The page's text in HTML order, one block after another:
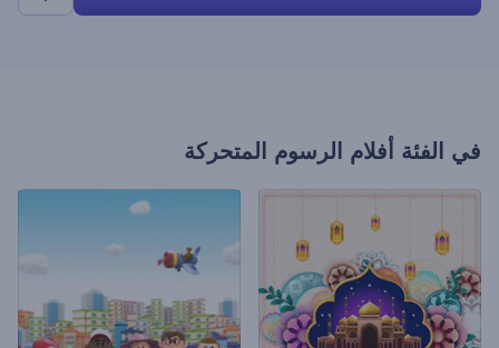
في الفئة أفلام الرسوم المتحركة